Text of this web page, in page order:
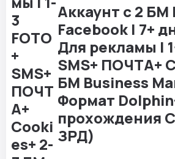
Аккаунт с 2 БМ
Facebook | 7+
Для рекламы |
SMS+ ПОЧТА+
БМ Business
Формат
прохождения
ЗРД)